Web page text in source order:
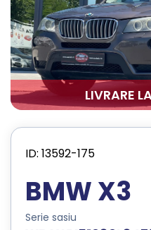
LIVRARE
ID: 13592-175
BMW X3
Serie sasiu